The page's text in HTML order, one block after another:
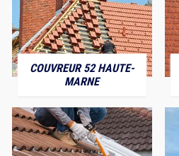
COUVREUR 52 HAUTE-
MARNE